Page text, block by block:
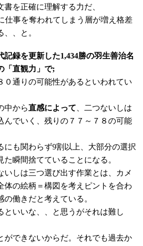
を正確に理解する力だ、
仕事を奪われてしまう層が増え格差
、と。
記録を更新した1,434勝の羽生善治名
「直観力」で;
０通りの可能性があるといわれてい
中から直感によって 、二つないしは
んでいく、残りの７７～７８の可能
にも関わらず9割以上、大部分の選択
た瞬間捨てていることになる。
いしは三つ選び出す作業とは、カメ
体の絵柄＝構図を考えピントを合わ
働きだと考えている。
といいな、、と思うがそれは難し
ができないからだ。それでも過去か